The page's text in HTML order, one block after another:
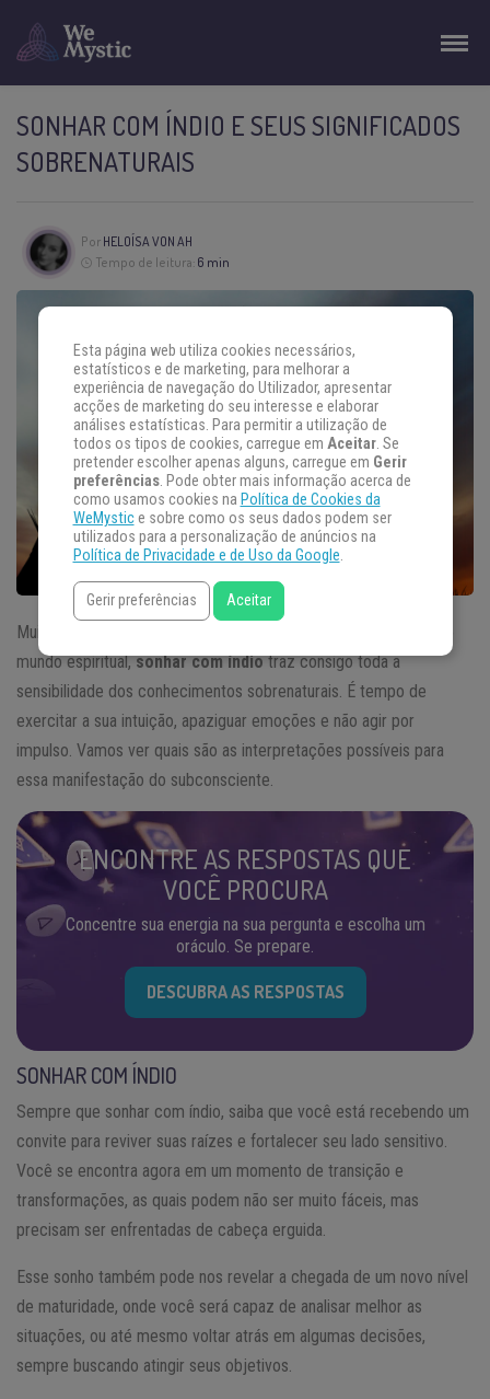
SONHAR COM ÍNDIO E SEUS SIGNIFICADOS
SOBRENATURAIS
Por HELOÍSA VON AH
Tempo de leitura: 6 min
Muito conectados à natureza e todo o misticismo por detrás do
mundo espiritual,sonhar com índiotraz consigo toda a
sensibilidade dos conhecimentos sobrenaturais. É tempo de
exercitar a sua intuição, apaziguar emoções e não agir por
impulso. Vamos ver quais são as interpretações possíveis para
essa manifestação do subconsciente.
ENCONTRE AS RESPOSTAS QUE
VOCÊ PROCURA
Concentre sua energia na sua pergunta e escolha um
oráculo. Se prepare.
DESCUBRA AS RESPOSTAS
SONHAR COM ÍNDIO
Sempre que sonhar com índio, saiba que você está recebendo um
convite para reviver suas raízes e fortalecer seu lado sensitivo.
Você se encontra agora em um momento de transição e
transformações, as quais podem não ser muito fáceis, mas
precisam ser enfrentadas de cabeça erguida.
Esse sonho também pode nos revelar a chegada de um novo nível
de maturidade, onde você será capaz de analisar melhor as
situações, ou até mesmo voltar atrás em algumas decisões,
sempre buscando atingir seus objetivos.
Esta página web utiliza cookies necessários,
estatísticos e de marketing, para melhorar a
experiência de navegação do Utilizador, apresentar
acções de marketing do seu interesse e elaborar
análises estatísticas. Para permitir a utilização de
todos os tipos de cookies, carregue em Aceitar. Se
pretender escolher apenas alguns, carregue em Gerir
preferências. Pode obter mais informação acerca de
como usamos cookies na Política de Cookies da
WeMystice sobre como os seus dados podem ser
utilizados para a personalização de anúncios na
Política de Privacidade e de Uso da Google.
Gerir preferências Aceitar